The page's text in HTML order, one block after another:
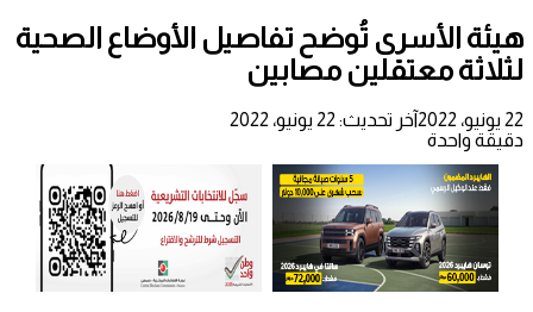
هيئة الأسرى تُوضح تفاصيل الأوضاع الصحية
لثلاثة معتقلين مصابين
22 يونيو، 2022
آخر تحديث: 22 يونيو، 2022
دقيقة واحدة